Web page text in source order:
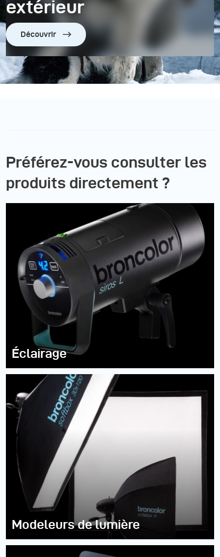
extérieur
Découvrir
Préférez-vous consulter les
produits directement ?
Éclairage
Modeleurs de lumière